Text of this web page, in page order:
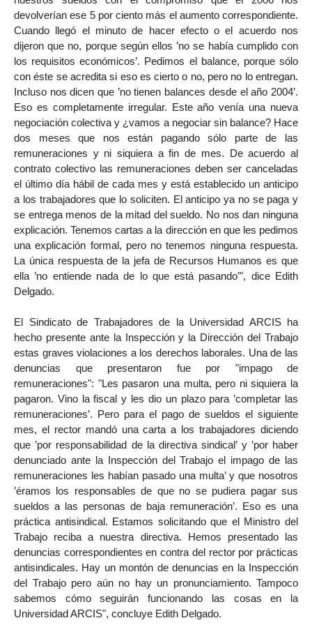
devolverían ese 5 por ciento más el aumento correspondiente.
Cuando llegó el minuto de hacer efecto o el acuerdo nos
dijeron que no, porque según ellos ’no se había cumplido con
los requisitos económicos’. Pedimos el balance, porque sólo
con éste se acredita si eso es cierto o no, pero no lo entregan.
Incluso nos dicen que ’no tienen balances desde el año 2004’.
Eso es completamente irregular. Este año venía una nueva
negociación colectiva y ¿vamos a negociar sin balance? Hace
dos meses que nos están pagando sólo parte de las
remuneraciones y ni siquiera a fin de mes. De acuerdo al
contrato colectivo las remuneraciones deben ser canceladas
el último día hábil de cada mes y está establecido un anticipo
a los trabajadores que lo soliciten. El anticipo ya no se paga y
se entrega menos de la mitad del sueldo. No nos dan ninguna
explicación. Tenemos cartas a la dirección en que les pedimos
una explicación formal, pero no tenemos ninguna respuesta.
La única respuesta de la jefa de Recursos Humanos es que
ella ’no entiende nada de lo que está pasando’", dice Edith
Delgado.
El Sindicato de Trabajadores de la Universidad ARCIS ha
hecho presente ante la Inspección y la Dirección del Trabajo
estas graves violaciones a los derechos laborales. Una de las
denuncias que presentaron fue por "impago de
remuneraciones": "Les pasaron una multa, pero ni siquiera la
pagaron. Vino la fiscal y les dio un plazo para ’completar las
remuneraciones’. Pero para el pago de sueldos el siguiente
mes, el rector mandó una carta a los trabajadores diciendo
que ’por responsabilidad de la directiva sindical’ y ’por haber
denunciado ante la Inspección del Trabajo el impago de las
remuneraciones les habían pasado una multa’ y que nosotros
’éramos los responsables de que no se pudiera pagar sus
sueldos a las personas de baja remuneración’. Eso es una
práctica antisindical. Estamos solicitando que el Ministro del
Trabajo reciba a nuestra directiva. Hemos presentado las
denuncias correspondientes en contra del rector por prácticas
antisindicales. Hay un montón de denuncias en la Inspección
del Trabajo pero aún no hay un pronunciamiento. Tampoco
sabemos cómo seguirán funcionando las cosas en la
Universidad ARCIS", concluye Edith Delgado.